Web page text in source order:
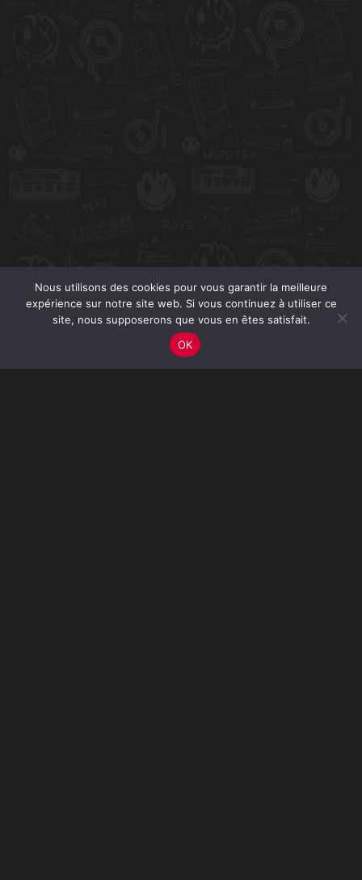
Nous utilisons des cookies pour vous garantir la meilleure
expérience sur notre site web. Si vous continuez à utiliser ce
site, nous supposerons que vous en êtes satisfait.
OK